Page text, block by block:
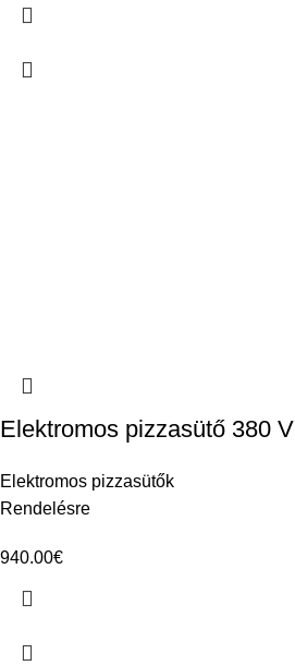
Elektromos pizzasütő 380 V
Elektromos pizzasütők
Rendelésre
940.00€